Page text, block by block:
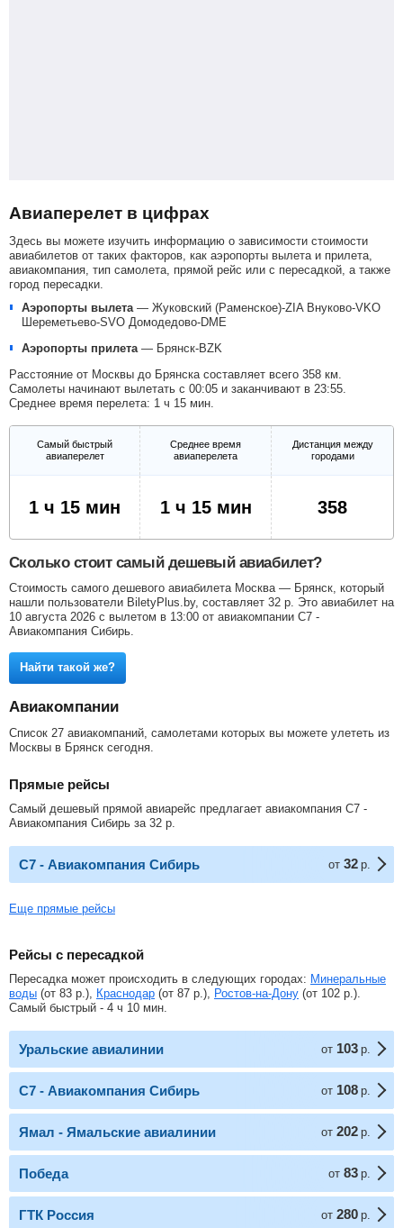
Авиаперелет в цифрах
Здесь вы можете изучить информацию о зависимости стоимости
авиабилетов от таких факторов, как аэропорты вылета и прилета,
авиакомпания, тип самолета, прямой рейс или с пересадкой, а также
город пересадки.
Аэропорты вылета — Жуковский (Раменское)-ZIA Внуково-VKO
Шереметьево-SVO Домодедово-DME
Аэропорты прилета — Брянск-BZK
Расстояние от Москвы до Брянска составляет всего 358 км.
Самолеты начинают вылетать с 00:05 и заканчивают в 23:55.
Среднее время перелета: 1 ч 15 мин.
Самый быстрый
авиаперелет
Среднее время
авиаперелета
Дистанция между
городами
1 ч 15 мин 1 ч 15 мин 358
Сколько стоит самый дешевый авиабилет?
Стоимость самого дешевого авиабилета Москва — Брянск, который
нашли пользователи BiletyPlus.by, составляет 32 р . Это авиабилет на
10 августа 2026 с вылетом в 13:00 от авиакомпании С7 -
Авиакомпания Сибирь.
Найти такой же?
Авиакомпании
Список 27 авиакомпаний, самолетами которых вы можете улететь из
Москвы в Брянск сегодня.
Прямые рейсы
Самый дешевый прямой авиарейс предлагает авиакомпания С7 -
Авиакомпания Сибирь за 32 р
С7 - Авиакомпания Сибирь от 32 р.
Еще прямые рейсы
Рейсы с пересадкой
Пересадка может происходить в следующих городах: Минеральные
воды (от 83 р. ), Краснодар (от 87 р. ), Ростов-на-Дону (от 102 р. ).
Самый быстрый - 4 ч 10 мин.
Уральские авиалинии от 103 р.
С7 - Авиакомпания Сибирь от 108 р.
Ямал - Ямальские авиалинии от 202 р.
Победа от 83 р.
ГТК Россия от 280 р.